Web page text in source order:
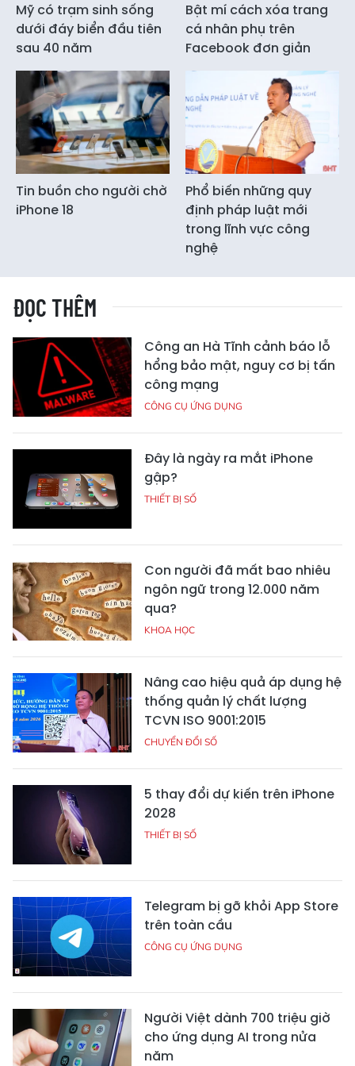
Mỹ có trạm sinh sống
dưới đáy biển đầu tiên
sau 40 năm
Bật mí cách xóa trang
cá nhân phụ trên
Facebook đơn giản
Tin buồn cho người chờ
iPhone 18
Phổ biến những quy
định pháp luật mới
trong lĩnh vực công
nghệ
ĐỌC THÊM
Công an Hà Tĩnh cảnh báo lỗ
hổng bảo mật, nguy cơ bị tấn
công mạng
CÔNG CỤ ỨNG DỤNG
Đây là ngày ra mắt iPhone
gập?
THIẾT BỊ SỐ
Con người đã mất bao nhiêu
ngôn ngữ trong 12.000 năm
qua?
KHOA HỌC
Nâng cao hiệu quả áp dụng hệ
thống quản lý chất lượng
TCVN ISO 9001:2015
CHUYỂN ĐỔI SỐ
5 thay đổi dự kiến trên iPhone
2028
THIẾT BỊ SỐ
Telegram bị gỡ khỏi App Store
trên toàn cầu
CÔNG CỤ ỨNG DỤNG
Người Việt dành 700 triệu giờ
cho ứng dụng AI trong nửa
năm